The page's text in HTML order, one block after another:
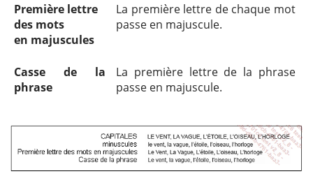
Première lettre
des mots
en majuscules
La première lettre de chaque mot
passe en majuscule.
Casse de la
phrase
La première lettre de la phrase
passe en majuscule.